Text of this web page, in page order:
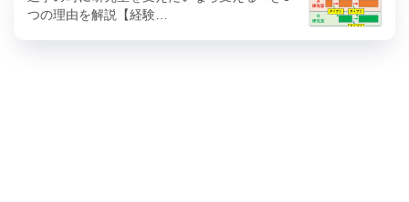
つの理由を解説【経験…